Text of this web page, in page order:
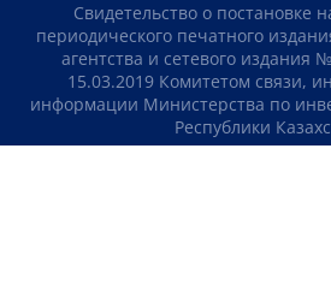
Свидетельство о постановке
периодического печатного
агентства и сетевого издания
15.03.2019 Комитетом связи,
информации Министерства по
Республики